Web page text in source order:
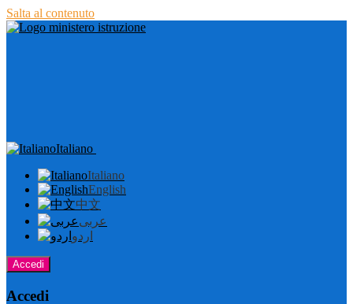
Salta al contenuto
Italiano
Italiano
English
中文
عربى
اردو
Accedi
Accedi